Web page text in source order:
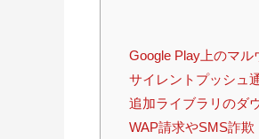
Google Play上のマル
サイレントプッシュ
追加ライブラリのダ
WAP請求やSMS詐欺